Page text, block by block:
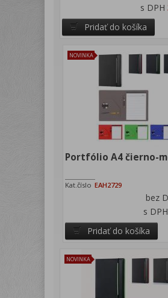
s DPH
Pridať do košíka
NOVINKA
Portfólio A4 čierno-
Kat.číslo EAH2729
bez
s DPH
Pridať do košíka
NOVINKA